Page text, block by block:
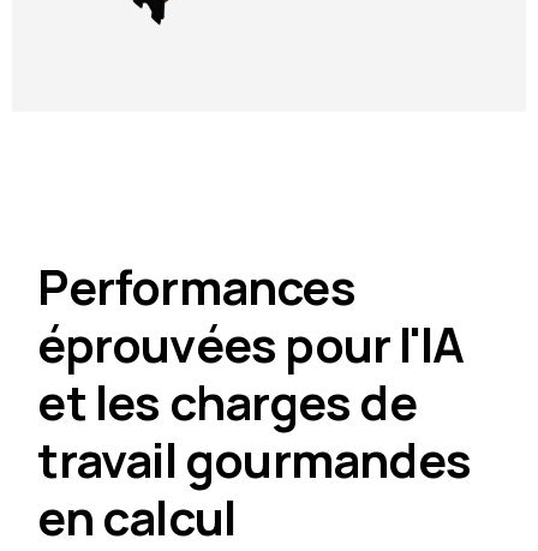
Performances
éprouvées pour l'IA
et les charges de
travail gourmandes
en calcul